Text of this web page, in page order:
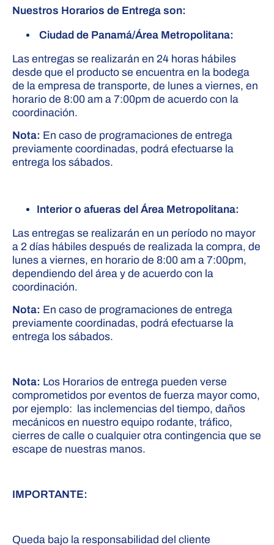
Nuestros Horarios de Entrega son:
Ciudad de Panamá/Área Metropolitana:
Las entregas se realizarán en 24 horas hábiles
desde que el producto se encuentra en la bodega
de la empresa de transporte, de lunes a viernes, en
horario de 8:00 am a 7:00pm de acuerdo con la
coordinación.
Nota: En caso de programaciones de entrega
previamente coordinadas, podrá efectuarse la
entrega los sábados.
Interior o afueras del Área Metropolitana:
Las entregas se realizarán en un período no mayor
a 2 días hábiles después de realizada la compra, de
lunes a viernes, en horario de 8:00 am a 7:00pm,
dependiendo del área y de acuerdo con la
coordinación.
Nota: En caso de programaciones de entrega
previamente coordinadas, podrá efectuarse la
entrega los sábados.
Nota: Los Horarios de entrega pueden verse
comprometidos por eventos de fuerza mayor como,
por ejemplo: las inclemencias del tiempo, daños
mecánicos en nuestro equipo rodante, tráfico,
cierres de calle o cualquier otra contingencia que se
escape de nuestras manos.
IMPORTANTE:
Queda bajo la responsabilidad del cliente